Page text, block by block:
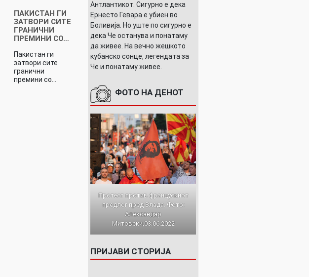
ПАКИСТАН ГИ
ЗАТВОРИ СИТЕ
ГРАНИЧНИ
ПРЕМИНИ СО…
Пакистан ги
затвори сите
гранични
премини со…
Антлантикот. Сигурно е дека
Ернесто Гевара е убиен во
Боливија. Но уште по сигурно е
дека Че останува и понатаму
да живее. На вечно жешкото
кубанско сонце, легендата за
Че и понатаму живее.
ФОТО НА ДЕНОТ
Протест против францускиот
предлог пред Влада. Фото:
Александар
Митовски,03.06.2022
ПРИЈАВИ СТОРИЈА